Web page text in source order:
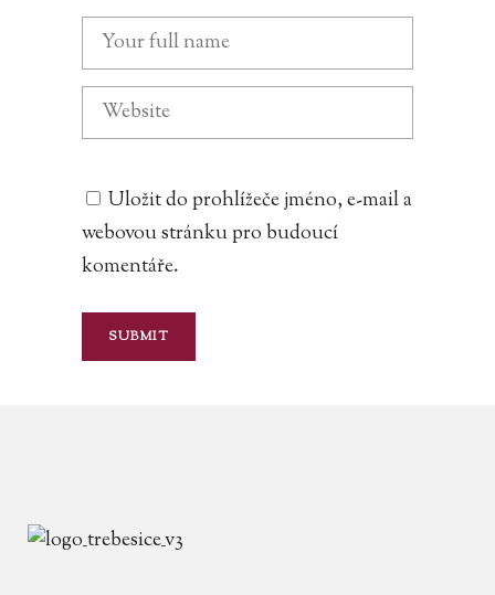
Uložit do prohlížeče jméno, e-mail a
webovou stránku pro budoucí
komentáře.